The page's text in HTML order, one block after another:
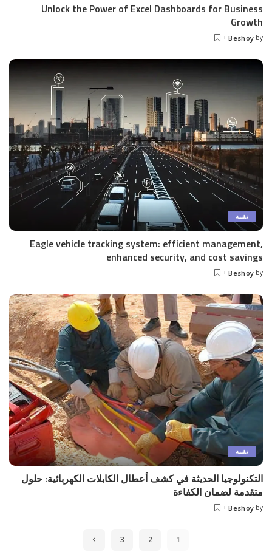
Unlock the Power of Excel Dashboards for Business
Growth
Posted
by
Beshoy
تقنية
Eagle vehicle tracking system: efficient management,
enhanced security, and cost savings
Posted
by
Beshoy
تقنية
التكنولوجيا الحديثة في كشف أعطال الكابلات الكهربائية: حلول
متقدمة لضمان الكفاءة
Posted
by
Beshoy
1
2
3